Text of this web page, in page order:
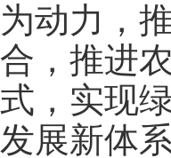
为动力，
合，推进
式，实现
发展新体